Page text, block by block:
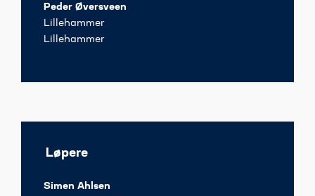
Peder Øversveen
Lillehammer
Lillehammer
Løpere
Simen Ahlsen